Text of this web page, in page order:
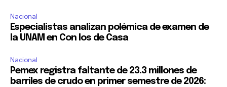
Nacional
Especialistas analizan polémica de examen de
la UNAM en Con los de Casa
Nacional
Pemex registra faltante de 23.3 millones de
barriles de crudo en primer semestre de 2026: